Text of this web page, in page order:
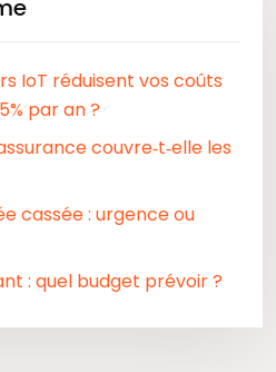
IoT réduisent vos coûts
par an ?
couvre‑t‑elle les
cassée : urgence ou
: quel budget prévoir ?